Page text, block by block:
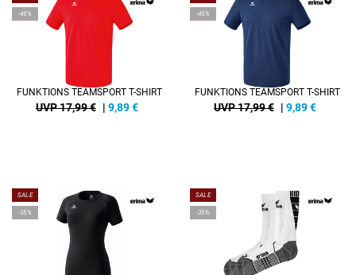
-45%
FUNKTIONS TEAMSPORT T-SHIRT
UVP 17,99 € | 9,89€
-45%
FUNKTIONS TEAMSPORT T-SHIRT
UVP 17,99 € | 9,89€
SALE
-35%
SALE
-35%